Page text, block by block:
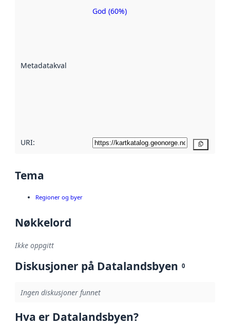
Metadatakvalitet
Metadatakvalitet
God (60%)
URI:
Tema
Regioner og byer
Nøkkelord
Ikke oppgitt
Diskusjoner på Datalandsbyen 0
Ingen diskusjoner funnet
Hva er Datalandsbyen?